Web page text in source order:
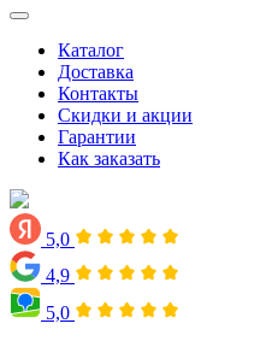
Каталог
Доставка
Контакты
Скидки и акции
Гарантии
Как заказать
5,0
4,9
5,0